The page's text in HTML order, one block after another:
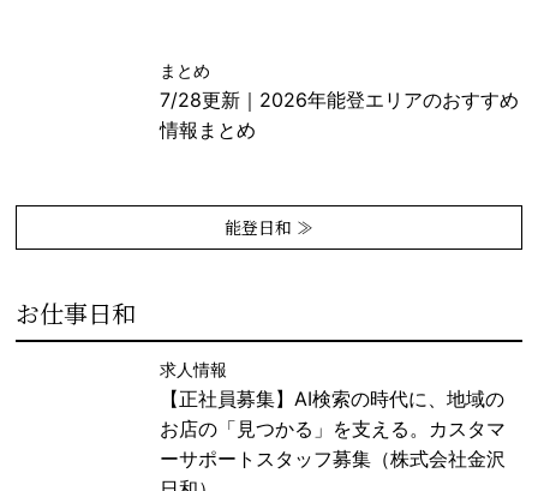
まとめ
7/28更新｜2026年能登エリアのおすすめ
情報まとめ
能登日和 ≫
お仕事日和
求人情報
【正社員募集】AI検索の時代に、地域の
お店の「見つかる」を支える。カスタマ
ーサポートスタッフ募集（株式会社金沢